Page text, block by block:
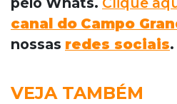
canal do Campo
nossas redes sociais.
VEJA TAMBÉM